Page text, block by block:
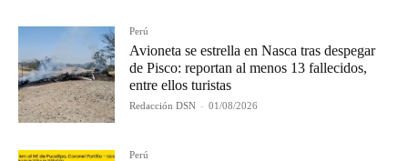
Perú
Avioneta se estrella en Nasca tras despegar
de Pisco: reportan al menos 13 fallecidos,
entre ellos turistas
Redacción DSN - 01/08/2026
Perú